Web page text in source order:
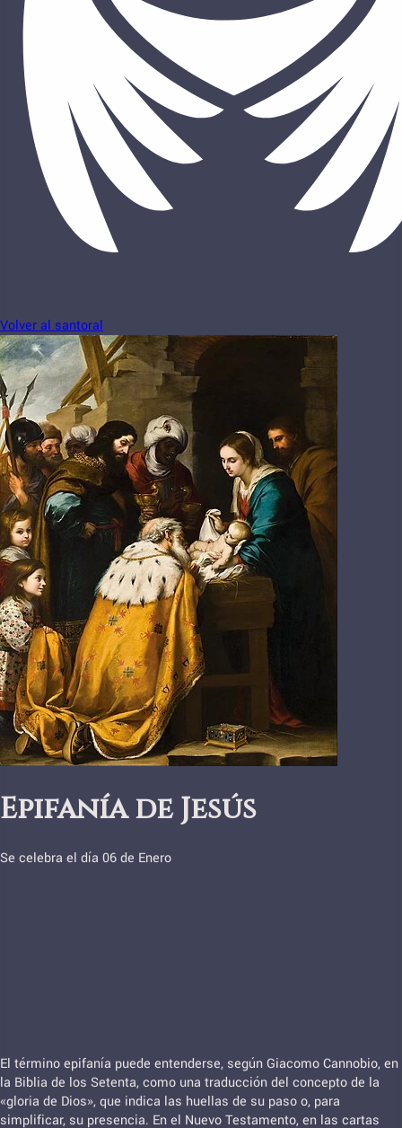
Volver al santoral
Epifanía de Jesús
Se celebra el día 06 de Enero
El término epifanía puede entenderse, según Giacomo Cannobio, en
la Biblia de los Setenta, como una traducción del concepto de la
«gloria de Dios», que indica las huellas de su paso o, para
simplificar, su presencia. En el Nuevo Testamento, en las cartas